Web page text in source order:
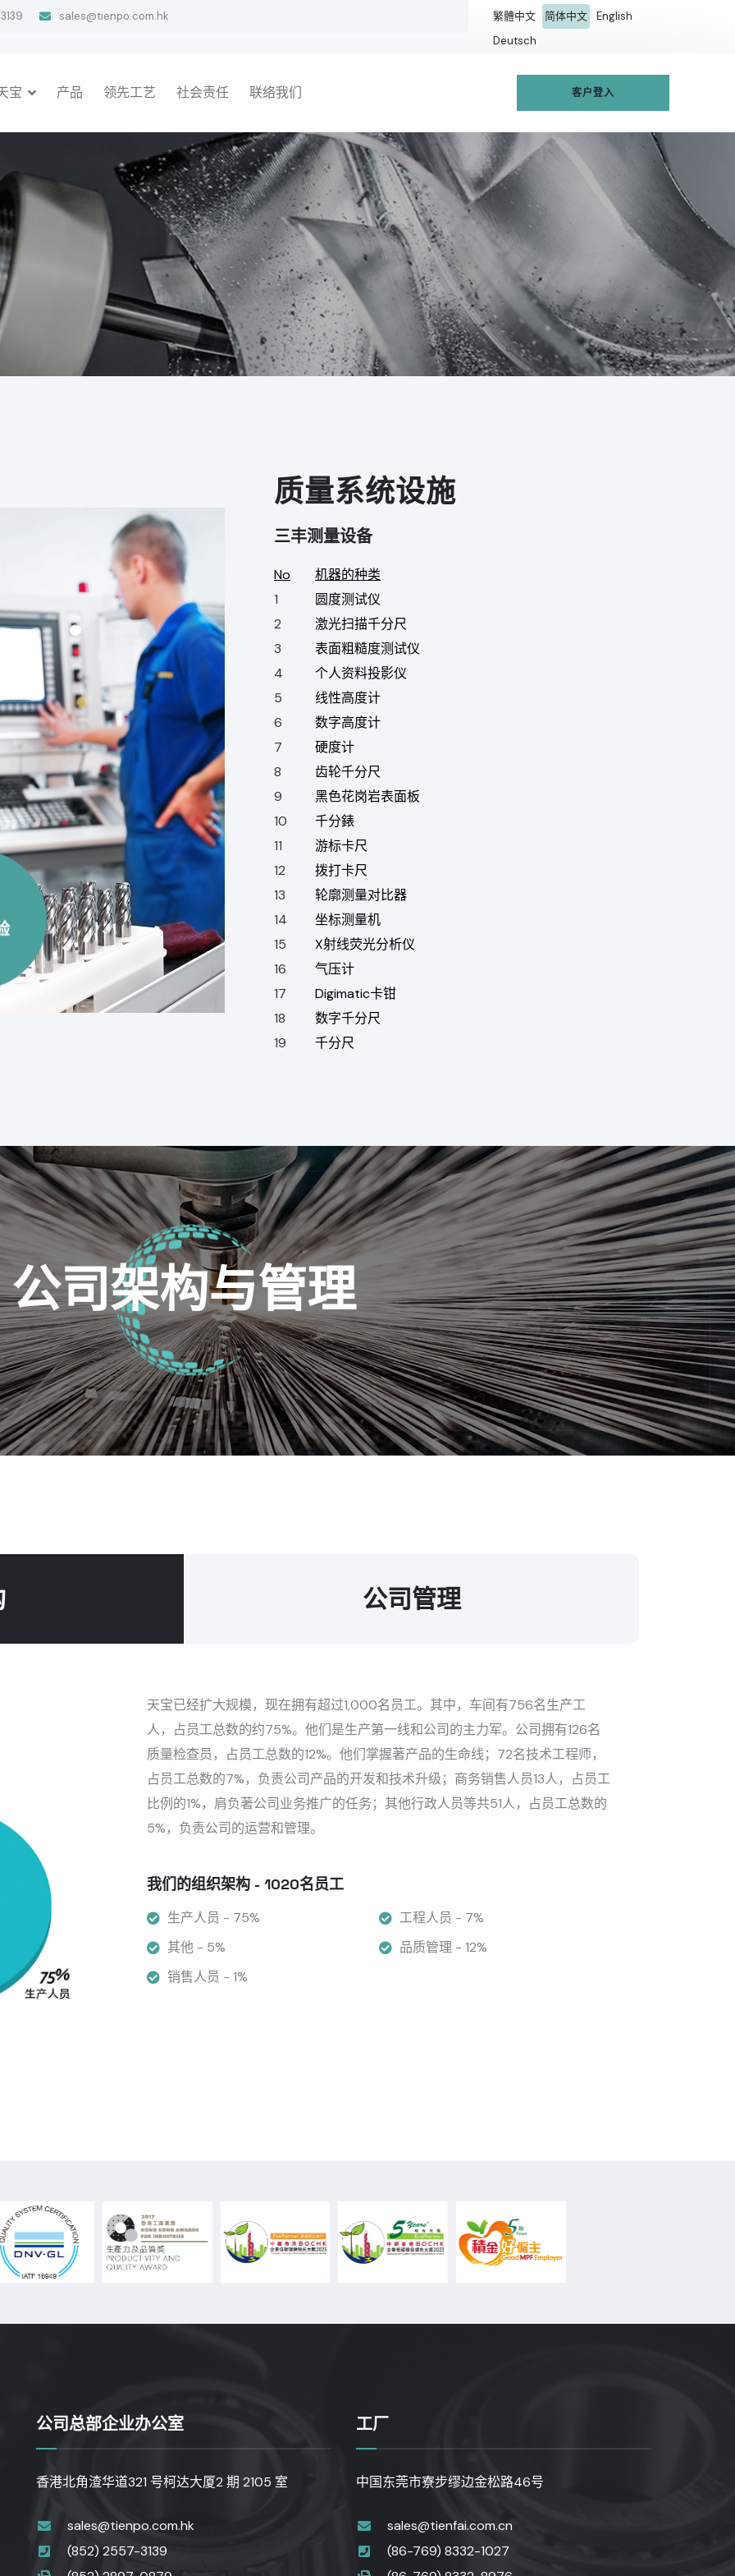
sales@tienpo.com.hk 繁體中文 简体中文
English
Deutsch
宝 产品 领先工艺 社会责任 联络我们 客户登入
质量系统设施
三丰测量设备
No
机器的种类
1
圆度测试仪
2
激光扫描千分尺
3
表面粗糙度测试仪
4
个人资料投影仪
5
线性高度计
6
数字高度计
7
硬度计
8
齿轮千分尺
9
黑色花岗岩表面板
10
千分錶
11
游标卡尺
12
拨打卡尺
13
轮廓测量对比器
14
坐标测量机
15
X射线荧光分析仪
16
气压计
17
Digimatic卡钳
18
数字千分尺
19
千分尺
公司架构与管理
公司管理
天宝已经扩大规模，现在拥有超过1,000名员工。其中，车间有756名生产工
人，占员工总数的约75%。他们是生产第一线和公司的主力军。公司拥有126名
质量检查员，占员工总数的12%。他们掌握著产品的生命线；72名技术工程师，
占员工总数的7%，负责公司产品的开发和技术升级；商务销售人员13人，占员工
比例的1%，肩负著公司业务推广的任务；其他行政人员等共51人，占员工总数的
5%，负责公司的运营和管理。
我们的组织架构 - 1020名员工
生产人员 - 75%
工程人员 - 7%
其他 - 5%
品质管理 - 12%
销售人员 - 1%
公司总部企业办公室
香港北角渣华道321 号柯达大厦2 期 2105 室
sales@tienpo.com.hk
(852) 2557-3139
工厂
中国东莞市寮步缪边金松路46号
sales@tienfai.com.cn
(86-769) 8332-1027